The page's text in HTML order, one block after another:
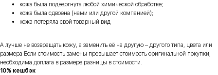
кожа была подвергнута любой химической обработке;
кожа была сдвоена (нами или другой компанией);
кожа потеряла свой товарный вид
А лучше не возвращать кожу, а заменить её на другую – другого типа, цвета или
размера Если стоимость замены превышает стоимость оригинальной покупки,
необходима доплата в размере разницы в стоимости.
10% кешбэк